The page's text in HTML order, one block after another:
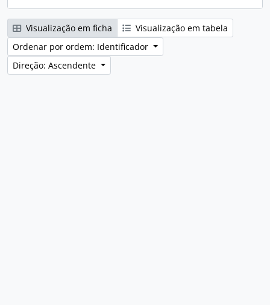
Visualização em ficha
Visualização em tabela
Ordenar por ordem: Identificador
Direção: Ascendente